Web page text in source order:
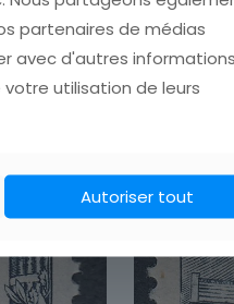
Poste d'usage
partenaires de médias
avec d'autres informations
utilisation de leurs
Autoriser tout